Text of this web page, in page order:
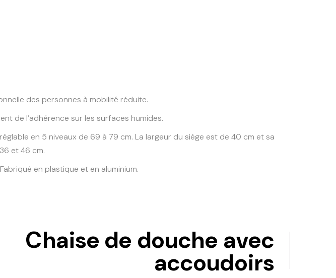
des personnes à mobilité réduite.
de l’adhérence sur les surfaces humides.
en 5 niveaux de 69 à 79 cm. La largeur du siège est de 40 cm et sa
et 46 cm.
en plastique et en aluminium.
Chaise de douche avec
accoudoirs